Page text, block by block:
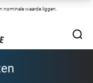
nominale waarde liggen.